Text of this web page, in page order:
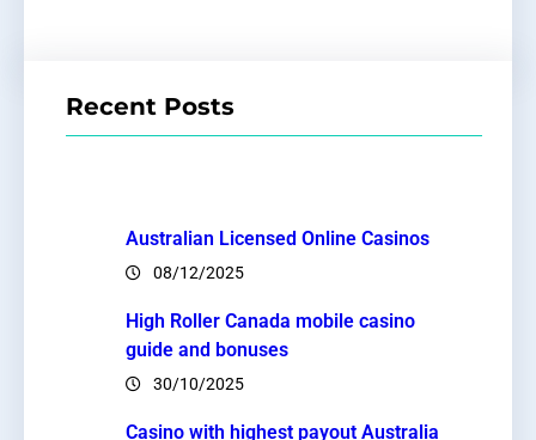
Recent Posts
Australian Licensed Online Casinos
08/12/2025
High Roller Canada mobile casino
guide and bonuses
30/10/2025
Casino with highest payout Australia